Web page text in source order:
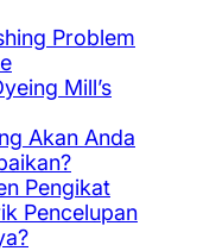
Problem
Mill’s
Akan Anda
Pengikat
Pencelupan